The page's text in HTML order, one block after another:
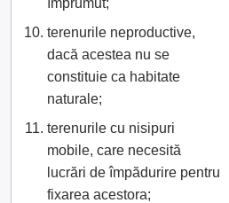
împrumut;
terenurile neproductive,
dacă acestea nu se
constituie ca habitate
naturale;
terenurile cu nisipuri
mobile, care necesită
lucrări de împădurire pentru
fixarea acestora;